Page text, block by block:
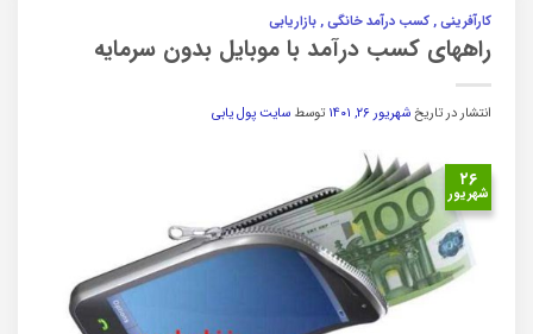
کارآفرینی , کسب درآمد خانگی , بازاریابی
راههای کسب درآمد با موبایل بدون سرمایه
انتشار در تاریخشهریور ۲۶, ۱۴۰۱ توسط سایت پول یابی
۲۶
شهریور